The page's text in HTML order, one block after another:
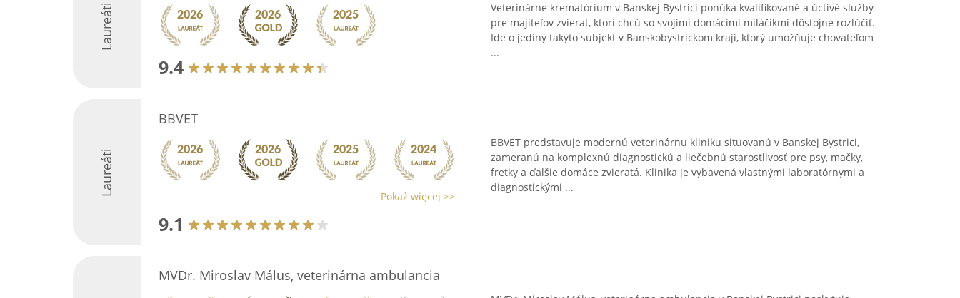
Laureáti
9.4
Veterinárne krematórium v Banskej Bystrici ponúka kvalifikované a úctivé služby
pre majiteľov zvierat, ktorí chcú so svojimi domácimi miláčikmi dôstojne rozlúčiť.
Ide o jediný takýto subjekt v Banskobystrickom kraji, ktorý umožňuje chovateľom
...
Laureáti
BBVET
Pokaż więcej >>
9.1
BBVET predstavuje modernú veterinárnu kliniku situovanú v Banskej Bystrici,
zameranú na komplexnú diagnostickú a liečebnú starostlivosť pre psy, mačky,
fretky a ďalšie domáce zvieratá. Klinika je vybavená vlastnými laboratórnymi a
diagnostickými ...
MVDr. Miroslav Málus, veterinárna ambulancia